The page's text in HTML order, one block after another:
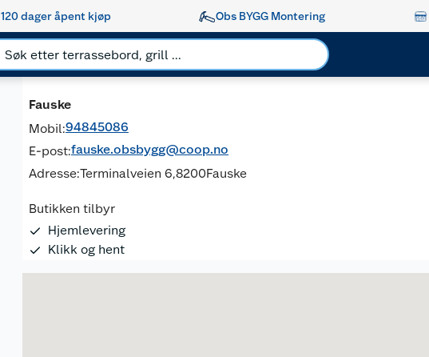
120 dager åpent kjøp Obs BYGG Montering
Fauske
Mobil:94845086
E-post:fauske.obsbygg@coop.no
Adresse:Terminalveien 6,8200Fauske
Butikken tilbyr
Hjemlevering
Klikk og hent